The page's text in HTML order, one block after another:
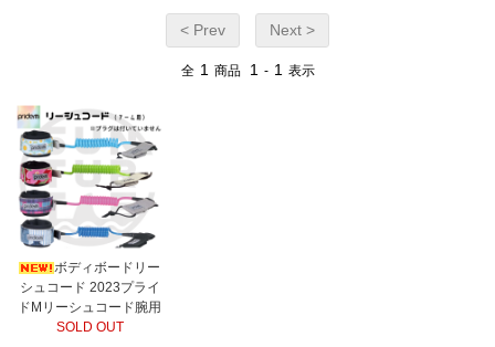
< Prev Next >
全 1 商品 1 - 1 表示
ボディボードリー
シュコード 2023プライ
ドMリーシュコード腕用
SOLD OUT